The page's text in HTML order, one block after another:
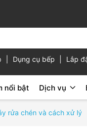
Sài Gòn Bếp chuyên
Dụng cụ bếp Lắp
nổi bật Dịch vụ
rửa chén và cách xử lý